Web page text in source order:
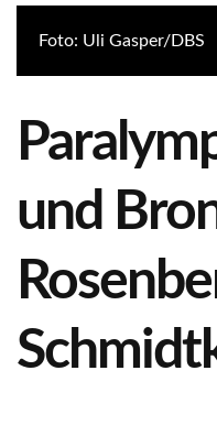
Foto: Uli Gasper/DBS
und